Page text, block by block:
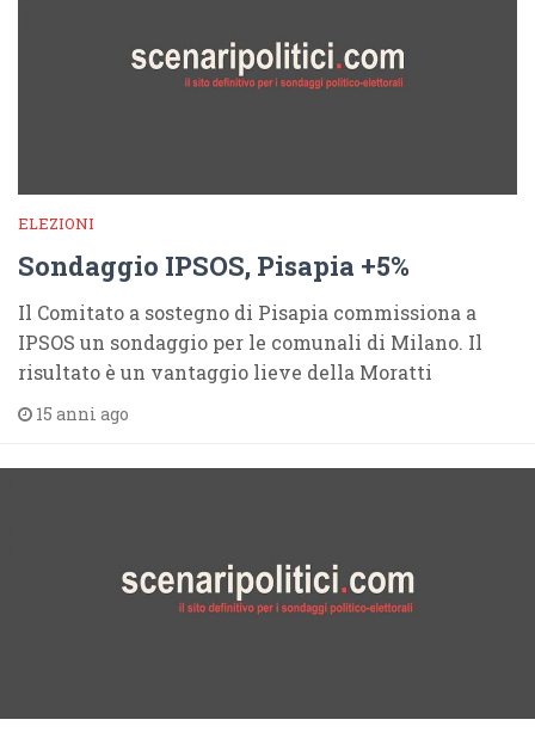
ELEZIONI
Sondaggio IPSOS, Pisapia +5%
Il Comitato a sostegno di Pisapia commissiona a
IPSOS un sondaggio per le comunali di Milano. Il
risultato è un vantaggio lieve della Moratti
15 anni ago